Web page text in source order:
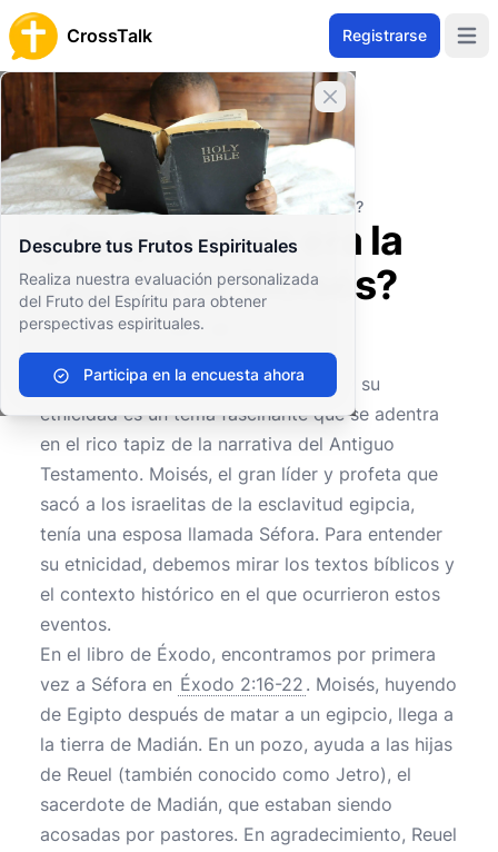
CrossTalk Registrarse
Cerrar banner
Descubre tus Frutos Espirituales
Realiza nuestra evaluación personalizada
del Fruto del Espíritu para obtener
perspectivas espirituales.
Participa en la encuesta ahora
Inicio
Archivo de Preguntas
Antiguo Testamento
El Pentateuco (o Torá)
¿De qué etnia era la esposa de Moisés?
¿De qué etnia era la
esposa de Moisés?
0 0 352
La cuestión de la esposa de Moisés y su
etnicidad es un tema fascinante que se adentra
en el rico tapiz de la narrativa del Antiguo
Testamento. Moisés, el gran líder y profeta que
sacó a los israelitas de la esclavitud egipcia,
tenía una esposa llamada Séfora. Para entender
su etnicidad, debemos mirar los textos bíblicos y
el contexto histórico en el que ocurrieron estos
eventos.
En el libro de Éxodo, encontramos por primera
vez a Séfora en Éxodo 2:16-22 . Moisés, huyendo
de Egipto después de matar a un egipcio, llega a
la tierra de Madián. En un pozo, ayuda a las hijas
de Reuel (también conocido como Jetro), el
sacerdote de Madián, que estaban siendo
acosadas por pastores. En agradecimiento, Reuel